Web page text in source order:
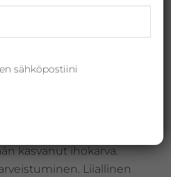
yleisiä, ja näitä kovia
kasvanut ihokarva.
Liiallinen
sähköpostiini